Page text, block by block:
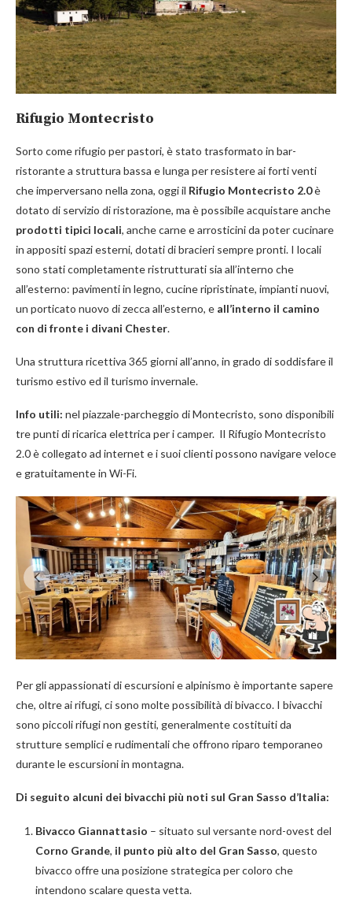
Rifugio Montecristo
Sorto come rifugio per pastori, è stato trasformato in bar-
ristorante a struttura bassa e lunga per resistere ai forti venti
che imperversano nella zona, oggi il Rifugio Montecristo 2.0è
dotato di servizio di ristorazione, ma è possibile acquistare anche
prodotti tipici locali, anche carne e arrosticini da poter cucinare
in appositi spazi esterni, dotati di bracieri sempre pronti. I locali
sono stati completamente ristrutturati sia all’interno che
all’esterno: pavimenti in legno, cucine ripristinate, impianti nuovi,
un porticato nuovo di zecca all’esterno, e all’interno il camino
con di fronte i divani Chester.
Una struttura ricettiva 365 giorni all’anno, in grado di soddisfare il
turismo estivo ed il turismo invernale.
Info utili: nel piazzale-parcheggio di Montecristo, sono disponibili
tre punti di ricarica elettrica per i camper. Il Rifugio Montecristo
2.0 è collegato ad internet e i suoi clienti possono navigare veloce
e gratuitamente in Wi-Fi.
Per gli appassionati di escursioni e alpinismo è importante sapere
che, oltre ai rifugi, ci sono molte possibilità di bivacco. I bivacchi
sono piccoli rifugi non gestiti, generalmente costituiti da
strutture semplici e rudimentali che offrono riparo temporaneo
durante le escursioni in montagna.
Di seguito alcuni dei bivacchi più noti sul Gran Sasso d’Italia:
Bivacco Giannattasio – situato sul versante nord-ovest del
Corno Grande, il punto più alto del Gran Sasso, questo
bivacco offre una posizione strategica per coloro che
intendono scalare questa vetta.